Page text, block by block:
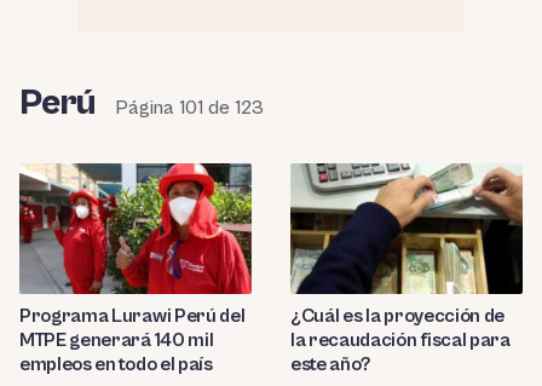
Perú Página 101 de 123
Programa Lurawi Perú del
MTPE generará 140 mil
empleos en todo el país
¿Cuál es la proyección de
la recaudación fiscal para
este año?